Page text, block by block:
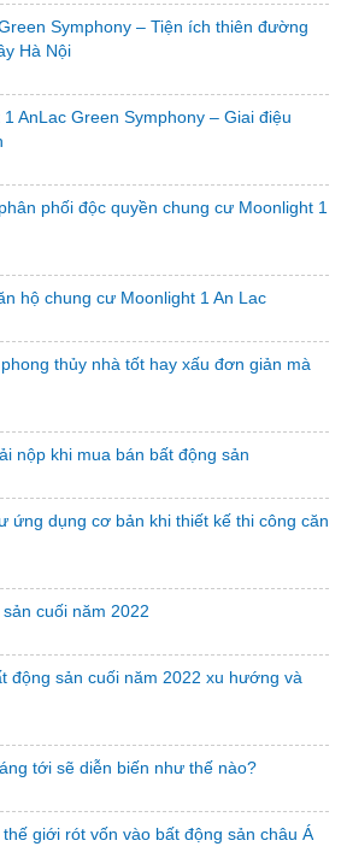
Symphony – Tiện ích thiên đường
Hà Nội
AnLac Green Symphony – Giai điệu
phối độc quyền chung cư Moonlight 1
hộ chung cư Moonlight 1 An Lac
thủy nhà tốt hay xấu đơn giản mà
nộp khi mua bán bất động sản
ứng dụng cơ bản khi thiết kế thi công căn
cuối năm 2022
động sản cuối năm 2022 xu hướng và
tới sẽ diễn biến như thế nào?
giới rót vốn vào bất động sản châu Á